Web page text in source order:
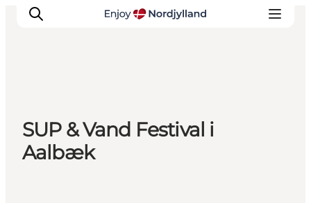
Oplevelser og aktiviteter
Planlæg din tur
Byer og steder
SUP & Vand Festival i
Aalbæk